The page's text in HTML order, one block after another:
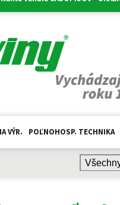
VÝR. POĽNOHOSP. TECHNIKA